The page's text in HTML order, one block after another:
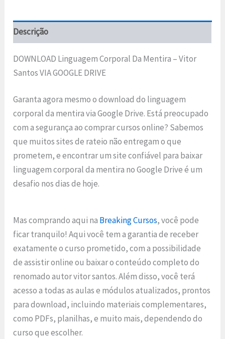
Descrição
DOWNLOAD Linguagem Corporal Da Mentira – Vitor
Santos VIA GOOGLE DRIVE
Garanta agora mesmo o download do linguagem
corporal da mentira via Google Drive. Está preocupado
com a segurança ao comprar cursos online? Sabemos
que muitos sites de rateio não entregam o que
prometem, e encontrar um site confiável para baixar
linguagem corporal da mentira no Google Drive é um
desafio nos dias de hoje.
Mas comprando aqui na Breaking Cursos, você pode
ficar tranquilo! Aqui você tem a garantia de receber
exatamente o curso prometido, com a possibilidade
de assistir online ou baixar o conteúdo completo do
renomado autor vitor santos. Além disso, você terá
acesso a todas as aulas e módulos atualizados, prontos
para download, incluindo materiais complementares,
como PDFs, planilhas, e muito mais, dependendo do
curso que escolher.